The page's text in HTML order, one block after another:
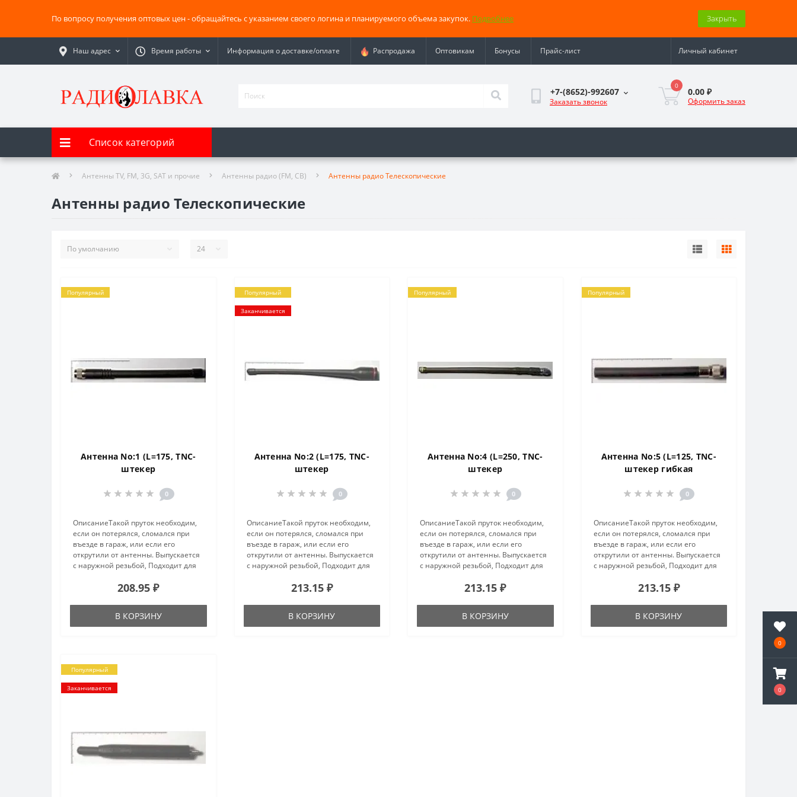
0
0
По вопросу получения оптовых цен - обращайтесь с указанием своего логина и планируемого объема закупок. Подробнее Закрыть
Наш адрес Время работы Информация о доставке/оплате Распродажа Оптовикам Бонусы Прайс-лист Личный кабинет
+7-(8652)-992607
Заказать звонок
0
0.00 ₽
Оформить заказ
Список категорий
Антенны TV, FM, 3G, SAT и прочие Антенны радио (FM, СВ) Антенны радио Телескопические
Антенны радио Телескопические
Популярный
Антенна No:1 (L=175, TNC-
штекер
0
ОписаниеТакой пруток необходим,
если он потерялся, сломался при
въезде в гараж, или если его
открутили от антенны. Выпускается
с наружной резьбой, Подходит для
навивку из медной проволоки по
208.95 ₽
В КОРЗИНУ
Популярный
Заканчивается
Антенна No:2 (L=175, TNC-
штекер
0
ОписаниеТакой пруток необходим,
если он потерялся, сломался при
въезде в гараж, или если его
открутили от антенны. Выпускается
с наружной резьбой, Подходит для
навивку из медной проволоки по
213.15 ₽
В КОРЗИНУ
Популярный
Антенна No:4 (L=250, TNC-
штекер
0
ОписаниеТакой пруток необходим,
если он потерялся, сломался при
въезде в гараж, или если его
открутили от антенны. Выпускается
с наружной резьбой, Подходит для
навивку из медной проволоки по
213.15 ₽
В КОРЗИНУ
Популярный
Антенна No:5 (L=125, TNC-
штекер гибкая
0
ОписаниеТакой пруток необходим,
если он потерялся, сломался при
въезде в гараж, или если его
открутили от антенны. Выпускается
с наружной резьбой, Подходит для
навивку из медной проволоки по
213.15 ₽
В КОРЗИНУ
Популярный
Заканчивается